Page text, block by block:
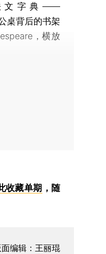
文字典——
桌背后的书架
，横放
收藏单期 ，随
面编辑：王丽琨